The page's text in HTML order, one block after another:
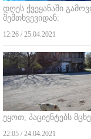
დღეს ქვეყანაში
შემთხვევიდან:
12:26 / 25.04.2021
ეყოთ, პაციენტებს
22:05 / 24.04.2021